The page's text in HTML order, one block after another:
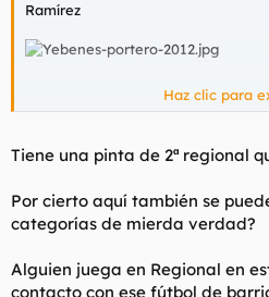
Ramírez
Haz clic para
Tiene una pinta de 2ª regional
Por cierto aquí también se
categorías de mierda verdad?
Alguien juega en Regional en
contacto con ese fútbol de